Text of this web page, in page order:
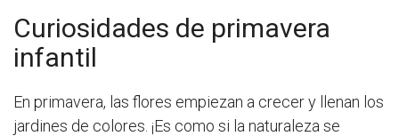
Curiosidades de primavera
infantil
En primavera, las flores empiezan a crecer y llenan los
jardines de colores. ¡Es como si la naturaleza se